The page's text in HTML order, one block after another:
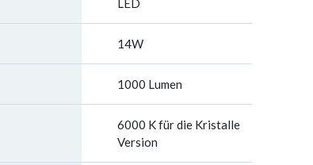
LED
14W
1000 Lumen
6000 K für die Kristalle
Version